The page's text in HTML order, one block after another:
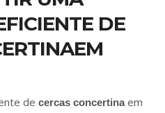
DE
de cercas concertinaem